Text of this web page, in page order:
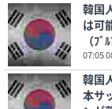
韓国
は可
（ﾌ
07:05
韓国
本サ